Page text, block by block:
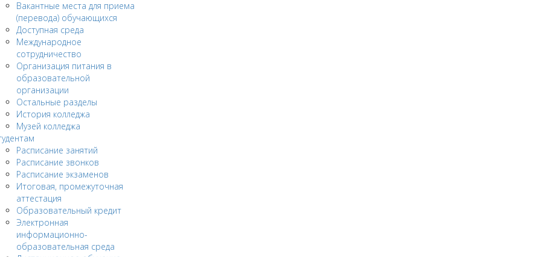
Вакантные места для приема
(перевода) обучающихся
Доступная среда
Международное
сотрудничество
Организация питания в
образовательной
организации
Остальные разделы
История колледжа
Музей колледжа
Расписание занятий
Расписание звонков
Расписание экзаменов
Итоговая, промежуточная
аттестация
Образовательный кредит
Электронная
информационно-
образовательная среда